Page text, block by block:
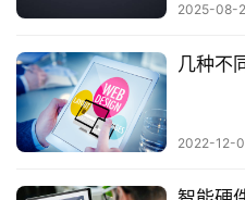
2025-08-
几种不
2022-12-